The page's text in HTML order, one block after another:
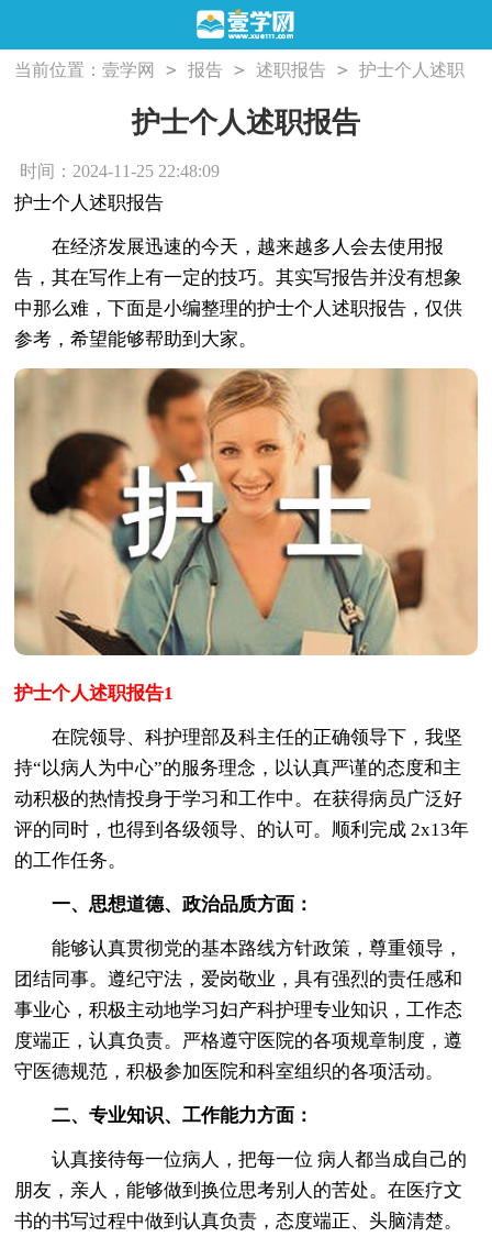
当前位置：壹学网 > 报告 > 述职报告 >
护士个人述职
护士个人述职报告
时间：2024-11-25 22:48:09
护士个人述职报告
在经济发展迅速的今天，越来越多人会去使用报
告，其在写作上有一定的技巧。其实写报告并没有想象
中那么难，下面是小编整理的护士个人述职报告，仅供
参考，希望能够帮助到大家。
护士个人述职报告1
在院领导、科护理部及科主任的正确领导下，我坚
持“以病人为中心”的服务理念，以认真严谨的态度和主
动积极的热情投身于学习和工作中。在获得病员广泛好
评的同时，也得到各级领导、的认可。顺利完成 2x13年
的工作任务。
一、思想道德、政治品质方面：
能够认真贯彻党的基本路线方针政策，尊重领导，
团结同事。遵纪守法，爱岗敬业，具有强烈的责任感和
事业心，积极主动地学习妇产科护理专业知识，工作态
度端正，认真负责。严格遵守医院的各项规章制度，遵
守医德规范，积极参加医院和科室组织的各项活动。
二、专业知识、工作能力方面：
认真接待每一位病人，把每一位 病人都当成自己的
朋友，亲人，能够做到换位思考别人的苦处。在医疗文
书的书写过程中做到认真负责，态度端正、头脑清楚。